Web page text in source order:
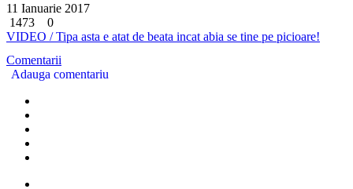
11 Ianuarie 2017
1473
0
VIDEO / Tipa asta e atat de beata incat abia se tine pe picioare!
Comentarii
Adauga comentariu